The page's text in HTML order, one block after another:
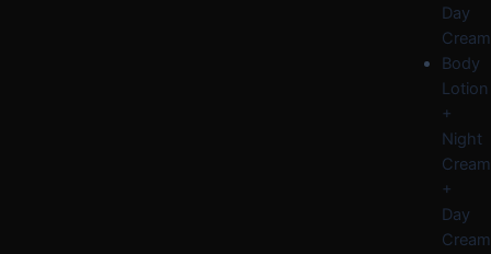
Day
Cream
Body
Lotion
+
Night
Cream
+
Day
Cream